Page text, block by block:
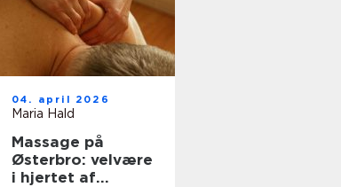
04. april 2026
Maria Hald
Massage på
Østerbro: velvære
i hjertet af